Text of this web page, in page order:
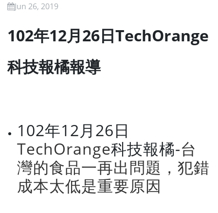
Jun 26, 2019
102年12月26日TechOrange
科技報橘報導
102年12月26日
TechOrange科技報橘-台
灣的食品一再出問題，犯錯
成本太低是重要原因